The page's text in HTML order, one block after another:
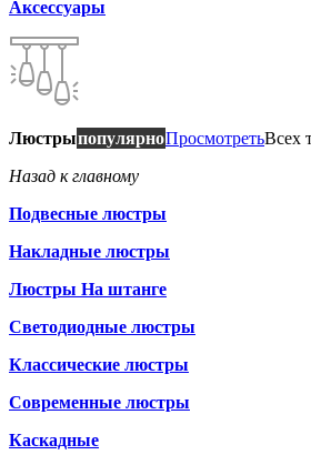
Аксессуары
ЛюстрыпопулярноПросмотретьВсех
Назад к главному
Подвесные люстры
Накладные люстры
Люстры На штанге
Светодиодные люстры
Классические люстры
Современные люстры
Каскадные